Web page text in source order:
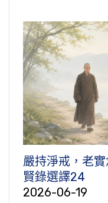
嚴持淨戒，老
賢錄選譯24
2026-06-19